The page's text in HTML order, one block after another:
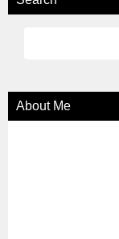
About Me